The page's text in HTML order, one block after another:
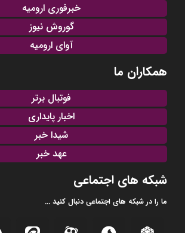
خبرفوری ارومیه
گوروش نیوز
آوای ارومیه
همکاران ما
فوتبال برتر
اخبار پایداری
شیدا خبر
عهد خبر
شبکه های اجتماعی
ما را در شبکه های اجتماعی دنبال کنید ...